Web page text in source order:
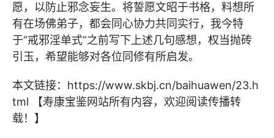
愿，以防止邪念妄生。将誓愿文昭于书格，料想所
有在场佛弟子，都会同心协力共同实行，我今特
于“戒邪淫单式”之前写下上述几句感想，权当抛砖
引玉，希望能够对各位同修有所启发。
本文链接： https://www.skbj.cn/baihuawen/23.h
tml 【寿康宝鉴网站所有内容，欢迎阅读传播转
载！】